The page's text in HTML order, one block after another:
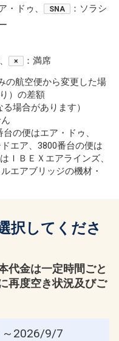
・ドゥ、 SNA
：ソラシ
×
：満席
の航空便から変更した場
）の差額
場合があります）
の便はエア・ドゥ、
エア、3800番台の便は
ＩＢＥＸエアラインズ、
エアブリッジの機材・
択してくださ
代金は一定時間ごと
再度空き状況及びご
2026/9/7